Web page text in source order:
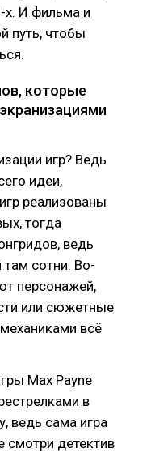
х. И фильма и
путь, чтобы
которые
игр? Ведь
идеи,
реализованы
тогда
ведь
там сотни. Во-
персонажей,
или сюжетные
всё
Max Payne
в
ведь сама игра
смотри детектив